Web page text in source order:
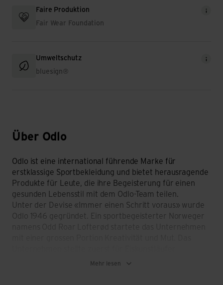
Faire Produktion
Fair Wear Foundation
Umweltschutz
bluesign®
Über Odlo
Odlo ist eine international führende Marke für
erstklassige Sportbekleidung und bietet herausragende
Produkte für Leute, die ihre Begeisterung für einen
gesunden Lebensstil mit dem Odlo-Team teilen.
Unter der Devise «Immer einen Schritt voraus» wurde
Odlo 1946 gegründet. Ein sportbegeisterter Norweger
Trainingshosen her, die vor der Kälte Schutz boten, und
Mehr lesen